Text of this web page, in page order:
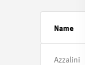
Name
Azzalini